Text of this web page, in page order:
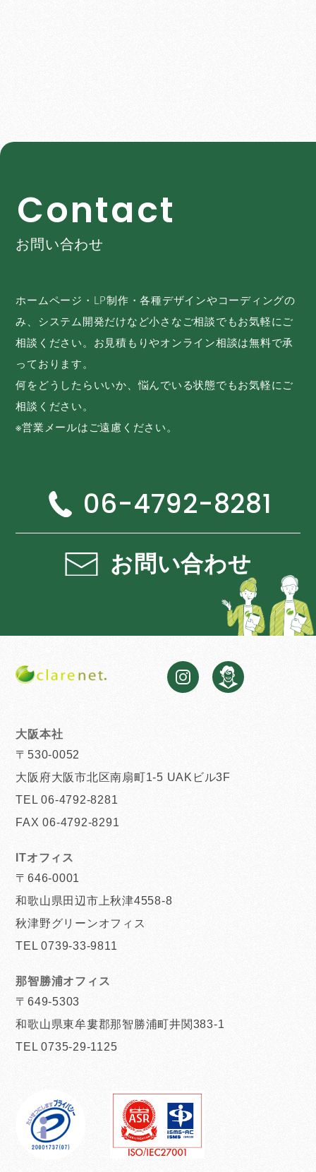
Contact
お問い合わせ
ホームページ・LP制作・各種デザインやコーディングの
み、システム開発だけなど小さなご相談でもお気軽にご
相談ください。お見積もりやオンライン相談は無料で承
っております。
何をどうしたらいいか、悩んでいる状態でもお気軽にご
相談ください。
※営業メールはご遠慮ください。
06-4792-8281
お問い合わせ
大阪本社
〒530-0052
大阪府大阪市北区南扇町1-5 UAKビル3F
TEL 06-4792-8281
FAX 06-4792-8291
ITオフィス
〒646-0001
和歌山県田辺市上秋津4558-8
秋津野グリーンオフィス
TEL 0739-33-9811
那智勝浦オフィス
〒649-5303
和歌山県東牟婁郡那智勝浦町井関383-1
TEL 0735-29-1125